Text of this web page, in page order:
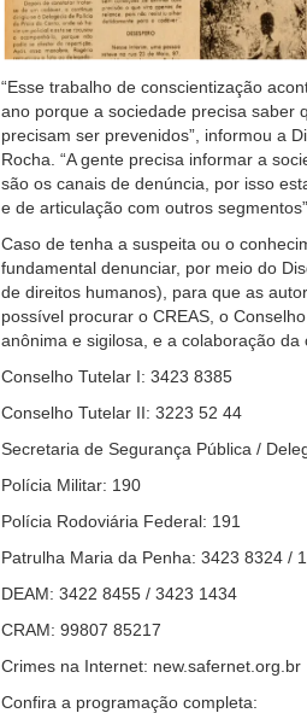
“Esse trabalho de conscientização
ano porque a sociedade precisa saber
precisam ser prevenidos”, informou a
Rocha. “A gente precisa informar a
são os canais de denúncia, por isso
e de articulação com outros segmentos”.
Caso de tenha a suspeita ou o
fundamental denunciar, por meio do
de direitos humanos), para que as
possível procurar o CREAS, o
anônima e sigilosa, e a colaboração
Conselho Tutelar I: 3423 8385
Conselho Tutelar II: 3223 52 44
Secretaria de Segurança Pública /
Polícia Militar: 190
Polícia Rodoviária Federal: 191
Patrulha Maria da Penha: 3423 8324 /
DEAM: 3422 8455 / 3423 1434
CRAM: 99807 85217
Crimes na Internet: new.safernet.org.br
Confira a programação completa: